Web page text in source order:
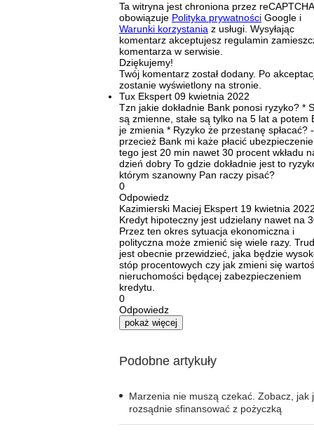
Ta witryna jest chroniona przez
obowiązuje Polityka prywatności Google i
Warunki korzystania z usługi. Wysyłając
komentarz akceptujesz regulamin
komentarza w serwisie.
Dziękujemy!
Twój komentarz został dodany. Po
zostanie wyświetlony na stronie.
Tux Ekspert 09 kwietnia 2022
Tzn jakie dokładnie Bank ponosi ryzyko? *
są zmienne, stałe są tylko na 5 lat a potem
je zmienia * Ryzyko że przestanę spłacać? -
przecież Bank mi każe płacić
tego jest 20 min nawet 30 procent wkładu
dzień dobry To gdzie dokładnie jest to
którym szanowny Pan raczy pisać?
0
Odpowiedz
Kazimierski Maciej Ekspert 19 kwietnia
Kredyt hipoteczny jest udzielany nawet na
Przez ten okres sytuacja ekonomiczna i
polityczna może zmienić się wiele razy.
jest obecnie przewidzieć, jaka będzie
stóp procentowych czy jak zmieni się
nieruchomości będącej zabezpieczeniem
kredytu.
0
Odpowiedz
pokaż więcej
Podobne artykuły
Marzenia nie muszą czekać. Zobacz, jak
rozsądnie sfinansować z pożyczką